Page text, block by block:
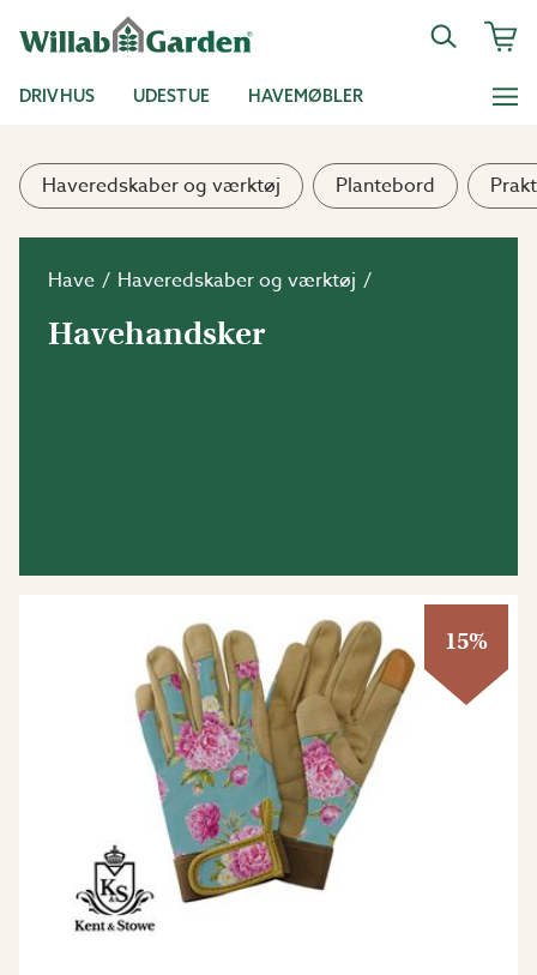
DRIVHUS UDESTUE HAVEMØBLER
Haveredskaber og værktøj Plantebord
Have Haveredskaber og værktøj
Havehandsker
15%